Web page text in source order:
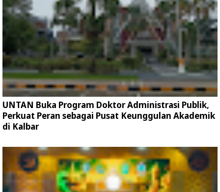
UNTAN Buka Program Doktor Administrasi Publik,
Perkuat Peran sebagai Pusat Keunggulan Akademik
di Kalbar